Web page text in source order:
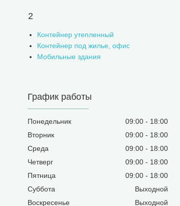
2
Контейнер утепленный
Контейнер под жилье, офис
Мобильные здания
График работы
Понедельник 09:00
18:00
Вторник
09:00
18:00
Среда
09:00
18:00
Четверг
09:00
18:00
Пятница
09:00
18:00
Суббота
Выходной
Воскресенье
Выходной